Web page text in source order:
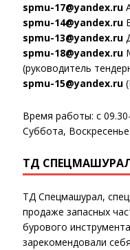
spmu-17@yandex.ru
spmu-14@yandex.ru
spmu-13@yandex.ru
spmu-18@yandex.ru
(руководитель
spmu-15@yandex.ru
Время работы: с
Суббота,
ТД СПЕЦМАШУРАЛ
ТД Спецмашурал,
продаже запасных
бурового
зарекомендовали